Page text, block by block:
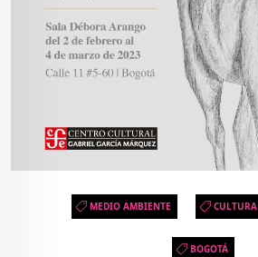
MEDIO AMBIENTE CULTURA
BOGOTÁ